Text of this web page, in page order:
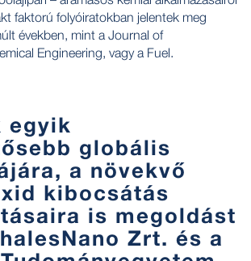
faktorú folyóiratokban jelentek meg
években, mint a Journal of
Engineering, vagy a Fuel.
egyik
globális
a növekvő
kibocsátás
is megoldást
Zrt. és a